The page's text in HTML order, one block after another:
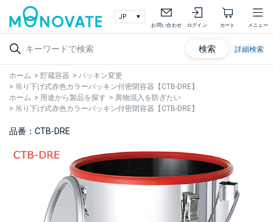
お問い合わせ ログイン カート メニュー
検索 詳細検索
ホーム > 貯蔵容器 > パッキン変更
> 吊り下げ式赤色カラーパッキン付密閉容器【CTB-DRE】
ホーム > 用途から製品を探す > 異物混入を防ぎたい
> 吊り下げ式赤色カラーパッキン付密閉容器【CTB-DRE】
品番：CTB-DRE